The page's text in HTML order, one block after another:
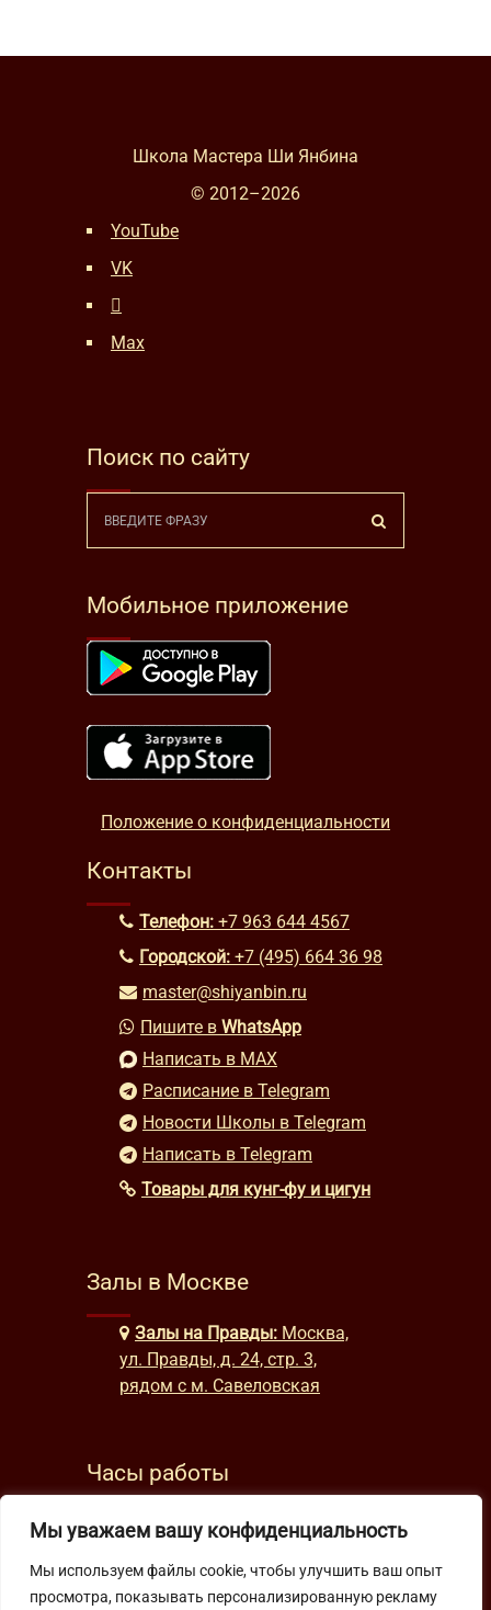
Мы уважаем вашу конфиденциальность
Мы используем файлы cookie, чтобы улучшить ваш опыт
просмотра, показывать персонализированную рекламу
Школа Мастера Ши Янбина
© 2012–2026
YouTube
VK
Max
Поиск по сайту
Мобильное приложение
Положение о конфиденциальности
Контакты
Телефон: +7 963 644 4567
Городской: +7 (495) 664 36 98
master@shiyanbin.ru
Пишите в WhatsApp
Написать в MAX
Расписание в Telegram
Новости Школы в Telegram
Написать в Telegram
Товары для кунг-фу и цигун
Залы в Москве
Залы на Правды: Москва,
ул. Правды, д. 24, стр. 3,
рядом с м. Савеловская
Часы работы
будни: с 9:00 до 22:00